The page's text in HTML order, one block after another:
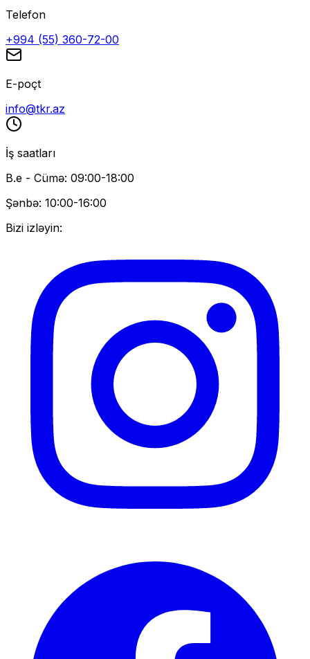
Telefon
+994 (55) 360-72-00
E-poçt
info@tkr.az
İş saatları
B.e - Cümə: 09:00-18:00
Şənbə: 10:00-16:00
Bizi izləyin: